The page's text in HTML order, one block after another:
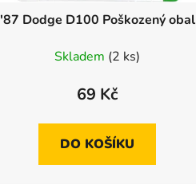
'87 Dodge D100 Poškozený obal
Skladem (2 ks)
69 Kč
DO KOŠÍKU